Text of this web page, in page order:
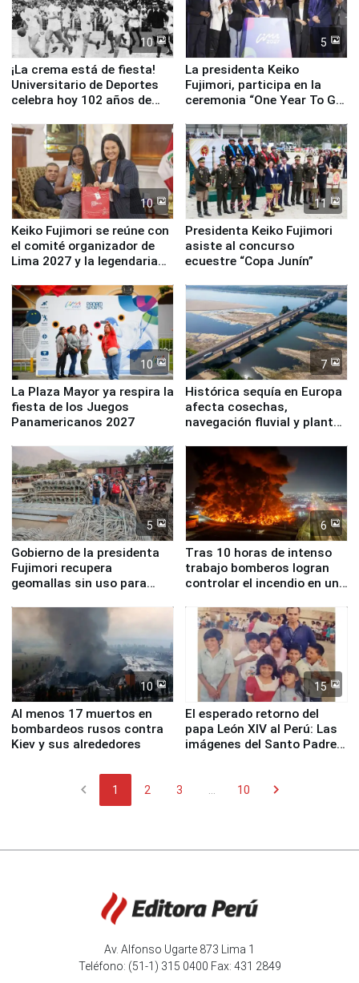
10
¡La crema está de fiesta!
Universitario de Deportes
celebra hoy 102 años de
5
La presidenta Keiko
Fujimori, participa en la
ceremonia “One Year To Go
10
Keiko Fujimori se reúne con
el comité organizador de
Lima 2027 y la legendaria
11
Presidenta Keiko Fujimori
asiste al concurso
ecuestre “Copa Junín”
10
La Plaza Mayor ya respira la
fiesta de los Juegos
Panamericanos 2027
7
Histórica sequía en Europa
afecta cosechas,
navegación fluvial y plantas
5
Gobierno de la presidenta
Fujimori recupera
geomallas sin uso para
Fenómeno El Niño
6
Tras 10 horas de intenso
trabajo bomberos logran
controlar el incendio en una
de Chile
10
Al menos 17 muertos en
bombardeos rusos contra
Kiev y sus alrededores
15
El esperado retorno del
papa León XIV al Perú: Las
imágenes del Santo Padre
chevron_left 1 2 3 10 chevron_right
Av. Alfonso Ugarte 873 Lima 1
Teléfono: (51-1) 315 0400 Fax: 431 2849